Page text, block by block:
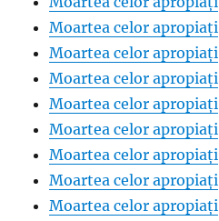
Moartea celor apropiați
Moartea celor apropiați
Moartea celor apropiați
Moartea celor apropiați
Moartea celor apropiați
Moartea celor apropiați
Moartea celor apropiați
Moartea celor apropiați